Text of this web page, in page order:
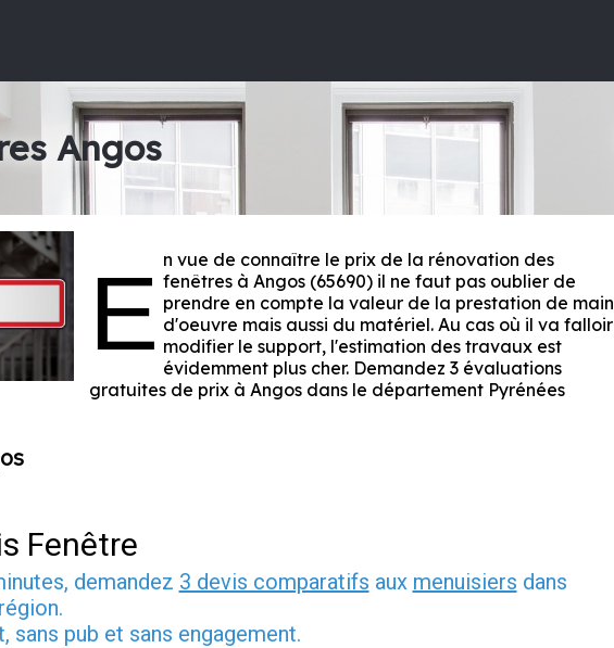
Angos
E n vue de connaître le prix de la rénovation des
fenêtres à Angos (65690) il ne faut pas oublier de
prendre en compte la valeur de la prestation de main
d'oeuvre mais aussi du matériel. Au cas où il va falloir
modifier le support, l'estimation des travaux est
évidemment plus cher. Demandez 3 évaluations
gratuites de prix à Angos dans le département Pyrénées
Fenêtre
demandez 3 devis comparatifs aux menuisiers dans
sans pub et sans engagement.